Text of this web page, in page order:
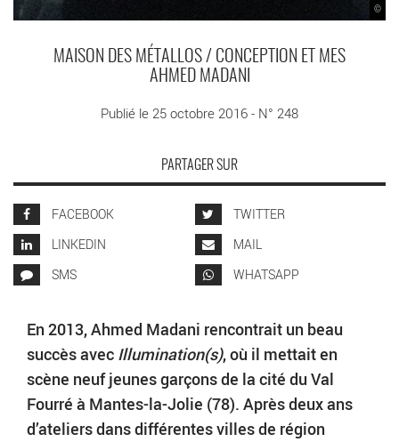
©
MAISON DES MÉTALLOS / CONCEPTION ET MES
AHMED MADANI
Publié le 25 octobre 2016 - N° 248
PARTAGER SUR
FACEBOOK
TWITTER
LINKEDIN
MAIL
SMS
WHATSAPP
En 2013, Ahmed Madani rencontrait un beau
succès avec Illumination(s), où il mettait en
scène neuf jeunes garçons de la cité du Val
Fourré à Mantes-la-Jolie (78). Après deux ans
d’ateliers dans différentes villes de région